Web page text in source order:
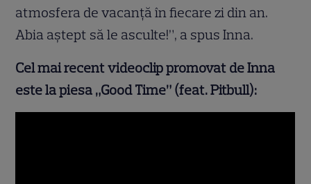
atmosfera de vacanţă în fiecare zi din an.
Abia aştept să le asculte!”, a spus Inna.
Cel mai recent videoclip promovat de Inna
este la piesa „Good Time” (feat. Pitbull):